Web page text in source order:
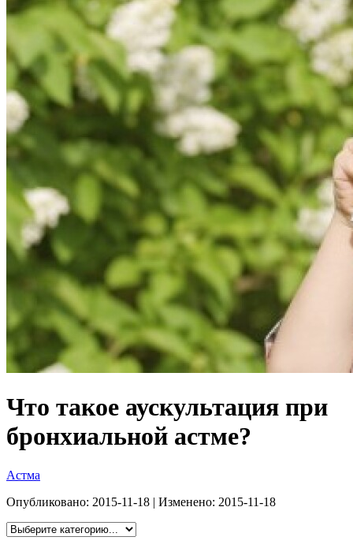
Что такое аускультация при
бронхиальной астме?
Астма
Опубликовано: 2015-11-18 | Изменено: 2015-11-18